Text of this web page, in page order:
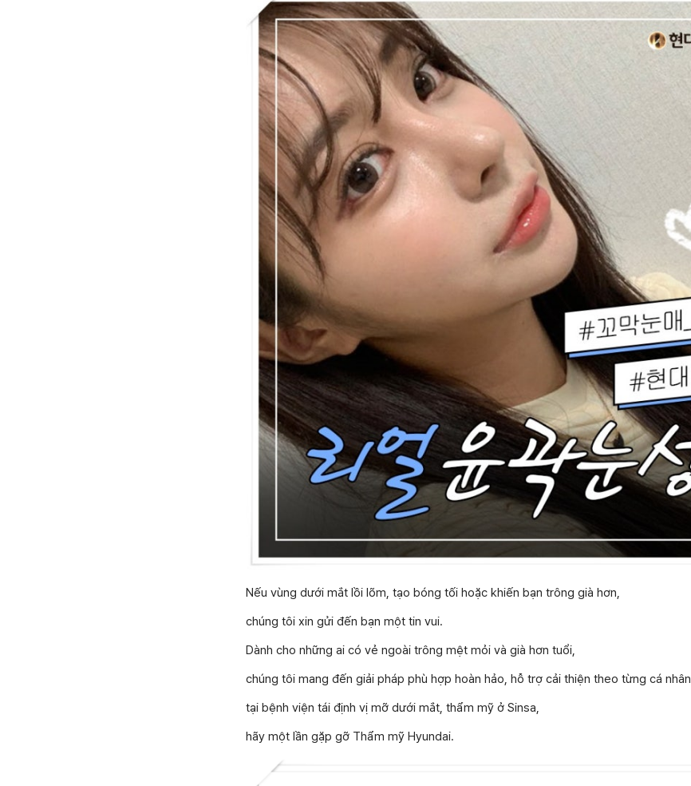
Nếu vùng dưới mắt lồi lõm, tạo bóng tối hoặc khiến bạn trông già hơn,
chúng tôi xin gửi đến bạn một tin vui.
Dành cho những ai có vẻ ngoài trông mệt mỏi và già hơn tuổi,
chúng tôi mang đến giải pháp phù hợp hoàn hảo, hỗ trợ cải thiện theo từng cá nhân
tại bệnh viện tái định vị mỡ dưới mắt, thẩm mỹ ở Sinsa,
hãy một lần gặp gỡ Thẩm mỹ Hyundai.